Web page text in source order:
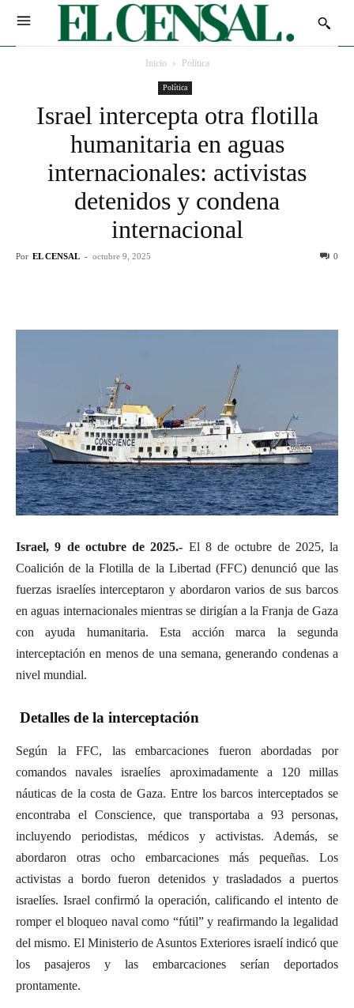
Inicio Política
Política
Israel intercepta otra flotilla
humanitaria en aguas
internacionales: activistas
detenidos y condena
internacional
Por EL CENSAL - octubre 9, 2025 0
Israel, 9 de octubre de 2025.- El 8 de octubre de 2025, la
Coalición de la Flotilla de la Libertad (FFC) denunció que las
fuerzas israelíes interceptaron y abordaron varios de sus barcos
en aguas internacionales mientras se dirigían a la Franja de Gaza
con ayuda humanitaria. Esta acción marca la segunda
interceptación en menos de una semana, generando condenas a
nivel mundial.
Detalles de la interceptación
Según la FFC, las embarcaciones fueron abordadas por
comandos navales israelíes aproximadamente a 120 millas
náuticas de la costa de Gaza. Entre los barcos interceptados se
encontraba el Conscience, que transportaba a 93 personas,
incluyendo periodistas, médicos y activistas. Además, se
abordaron otras ocho embarcaciones más pequeñas. Los
activistas a bordo fueron detenidos y trasladados a puertos
israelíes. Israel confirmó la operación, calificando el intento de
romper el bloqueo naval como “fútil” y reafirmando la legalidad
del mismo. El Ministerio de Asuntos Exteriores israelí indicó que
los pasajeros y las embarcaciones serían deportados
prontamente.